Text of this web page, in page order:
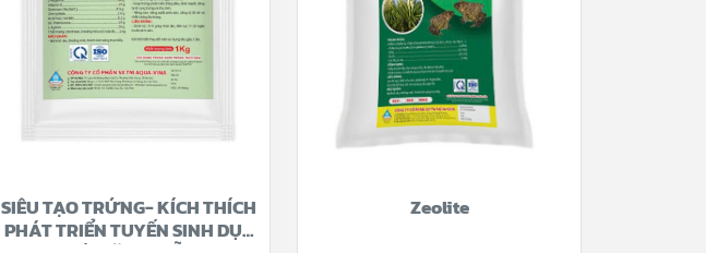
SIÊU TẠO TRỨNG- KÍCH THÍCH
PHÁT TRIỂN TUYẾN SINH DỤC
Zeolite